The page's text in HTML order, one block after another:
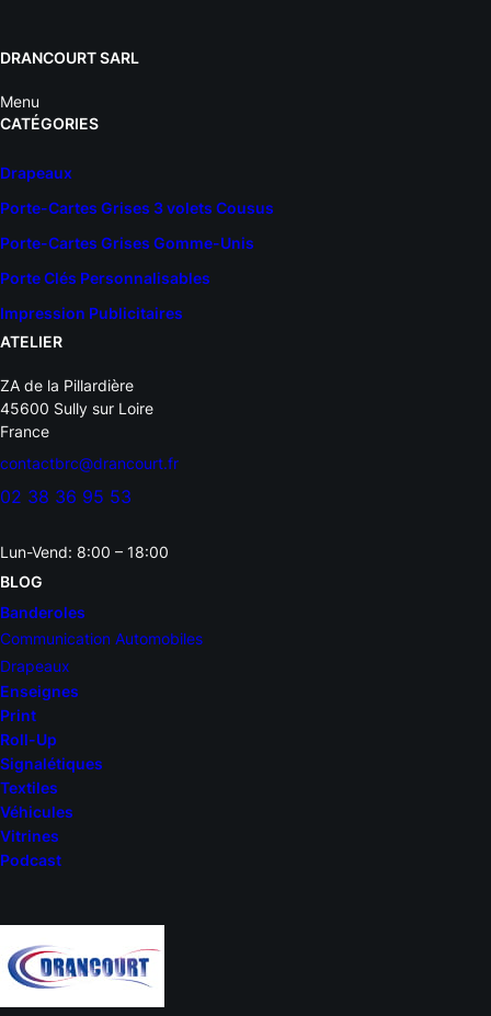
DRANCOURT SARL
Menu
CATÉGORIES
Drapeaux
Porte-Cartes Grises 3 volets Cousus
Porte-Cartes Grises Gomme-Unis
Porte Clés Personnalisables
Impression Publicitaires
ATELIER
ZA de la Pillardière
45600 Sully sur Loire
France
contactbrc@drancourt.fr
02 38 36 95 53
Lun-Vend: 8:00 – 18:00
BLOG
Banderoles
Communication Automobiles
Drapeaux
Enseignes
Print
Roll-Up
Signalétiques
Textiles
Véhicules
Vitrines
Podcast